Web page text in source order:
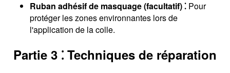
Ruban adhésif de masquage (facultatif) ⁚Pour
protéger les zones environnantes lors de
l'application de la colle.
Partie 3 ⁚ Techniques de réparation